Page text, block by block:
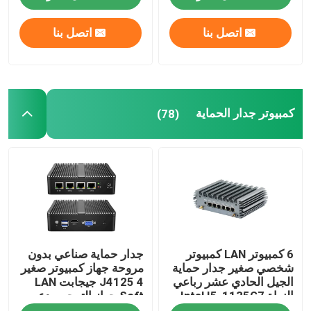
اتصل بنا اتصل بنا
كمبيوتر جدار الحماية (78)
6 كمبيوتر LAN كمبيوتر
شخصي صغير جدار حماية
الجيل الحادي عشر رباعي
النواة Intel I5-1135G7
جدار حماية صناعي بدون
مروحة جهاز كمبيوتر صغير
J4125 4 جيجابت LAN
Soft جهاز التوجيه يدعم